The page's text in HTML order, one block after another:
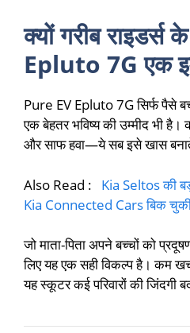
क्यों गरीब
Epluto 7G एक
Pure EV Epluto 7G सिर्फ पैसे
एक बेहतर भविष्य की उम्मीद भी
और साफ हवा—ये सब इसे खास
Also Read : Kia Seltos की
Kia Connected Cars बिक
जो माता-पिता अपने बच्चों को
लिए यह एक सही विकल्प है। कम
यह स्कूटर कई परिवारों की जिंदगी